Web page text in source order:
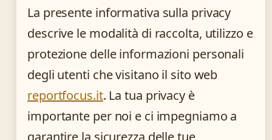
La presente informativa sulla privacy
descrive le modalità di raccolta, utilizzo e
protezione delle informazioni personali
degli utenti che visitano il sito web
reportfocus.it. La tua privacy è
importante per noi e ci impegniamo a
garantire la sicurezza delle tue